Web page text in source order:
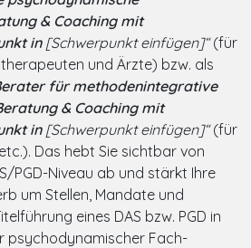
& Coaching mit
in [Schwerpunkt einfügen]“(für
und Ärzte) bzw. als
für methodenintegrative
& Coaching mit
in [Schwerpunkt einfügen]“(für
Das hebt Sie sichtbar von
PGD-Niveau ab und stärkt Ihre
um Stellen, Mandate und
eines DAS bzw. PGD in
psychodynamischer Fach-